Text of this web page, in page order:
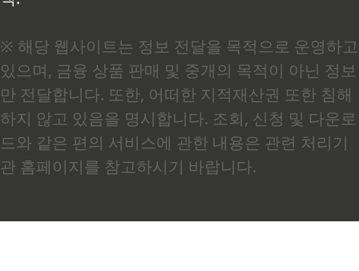
※ 해당 웹사이트는 정보 전달을 목적으로 운영하고
있으며, 금융 상품 판매 및 중개의 목적이 아닌 정보
만 전달합니다. 또한, 어떠한 지적재산권 또한 침해
하지 않고 있음을 명시합니다. 조회, 신청 및 다운로
드와 같은 편의 서비스에 관한 내용은 관련 처리기
관 홈페이지를 참고하시기 바랍니다.